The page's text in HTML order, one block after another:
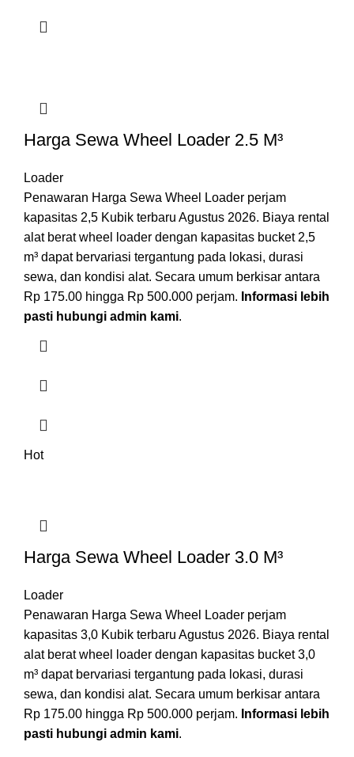
Harga Sewa Wheel Loader 2.5 M³
Loader
Penawaran Harga Sewa Wheel Loader perjam
kapasitas 2,5 Kubik terbaru Agustus 2026. Biaya rental
alat berat wheel loader dengan kapasitas bucket 2,5
m³ dapat bervariasi tergantung pada lokasi, durasi
sewa, dan kondisi alat. Secara umum berkisar antara
Rp 175.00 hingga Rp 500.000 perjam. Informasi lebih
pasti hubungi admin kami.
Hot
Harga Sewa Wheel Loader 3.0 M³
Loader
Penawaran Harga Sewa Wheel Loader perjam
kapasitas 3,0 Kubik terbaru Agustus 2026. Biaya rental
alat berat wheel loader dengan kapasitas bucket 3,0
m³ dapat bervariasi tergantung pada lokasi, durasi
sewa, dan kondisi alat. Secara umum berkisar antara
Rp 175.00 hingga Rp 500.000 perjam. Informasi lebih
pasti hubungi admin kami.